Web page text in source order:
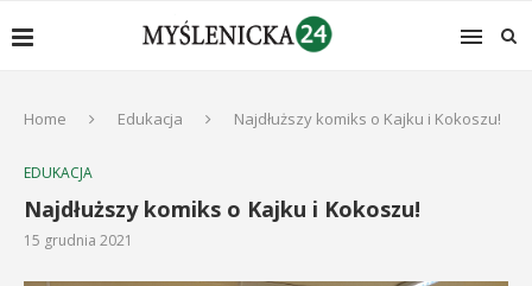
Home Edukacja Najdłuższy komiks o Kajku i Kokoszu!
EDUKACJA
Najdłuższy komiks o Kajku i Kokoszu!
15 grudnia 2021